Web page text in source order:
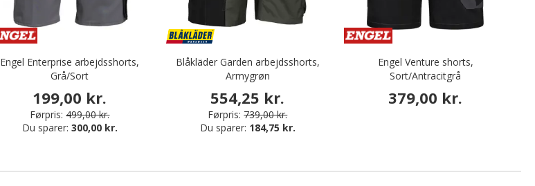
Engel Enterprise arbejdsshorts,
Grå/Sort
199,00 kr.
Førpris: 499,00 kr.
Du sparer: 300,00 kr.
Blåkläder Garden arbejdsshorts,
Armygrøn
554,25 kr.
Førpris: 739,00 kr.
Du sparer: 184,75 kr.
Engel Venture shorts,
Sort/Antracitgrå
379,00 kr.